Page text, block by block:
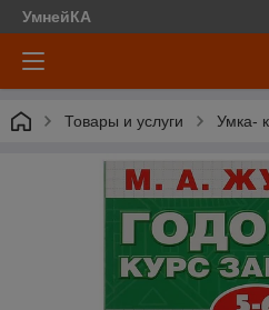
УмнейКА
Товары и услуги Умка-